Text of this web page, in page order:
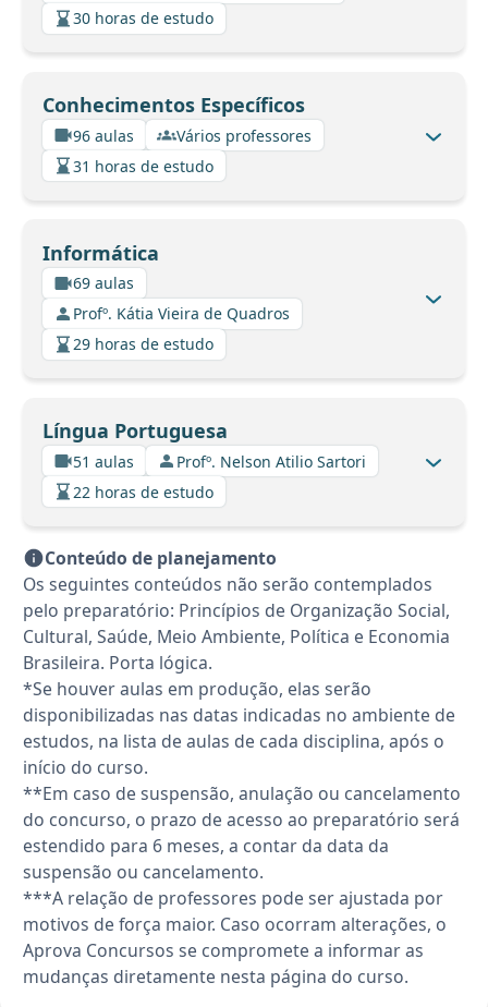
30 horas de estudo
Conhecimentos Específicos
96 aulas
Vários professores
31 horas de estudo
Informática
69 aulas
Profº. Kátia Vieira de Quadros
29 horas de estudo
Língua Portuguesa
51 aulas
Profº. Nelson Atilio Sartori
22 horas de estudo
Conteúdo de planejamento
Os seguintes conteúdos não serão contemplados
pelo preparatório: Princípios de Organização Social,
Cultural, Saúde, Meio Ambiente, Política e Economia
Brasileira. Porta lógica.
*Se houver aulas em produção, elas serão
disponibilizadas nas datas indicadas no ambiente de
estudos, na lista de aulas de cada disciplina, após o
início do curso.
**Em caso de suspensão, anulação ou cancelamento
do concurso, o prazo de acesso ao preparatório será
estendido para 6 meses, a contar da data da
suspensão ou cancelamento.
***A relação de professores pode ser ajustada por
motivos de força maior. Caso ocorram alterações, o
Aprova Concursos se compromete a informar as
mudanças diretamente nesta página do curso.